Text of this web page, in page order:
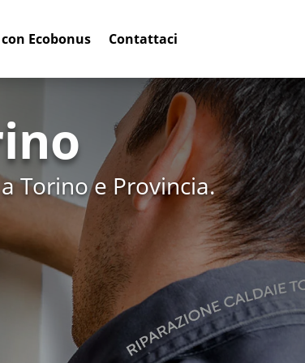
Ecobonus Contattaci
Torino e Provincia.